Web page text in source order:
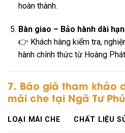
hoàn thành.
Bàn giao – Bảo hành dài hạn
👉 Khách hàng kiểm tra,
hành chính thức từ Hoàng
7. Báo giá tham khảo
mái che tại Ngã Tư
LOẠI MÁI CHE CHẤT LIỆU